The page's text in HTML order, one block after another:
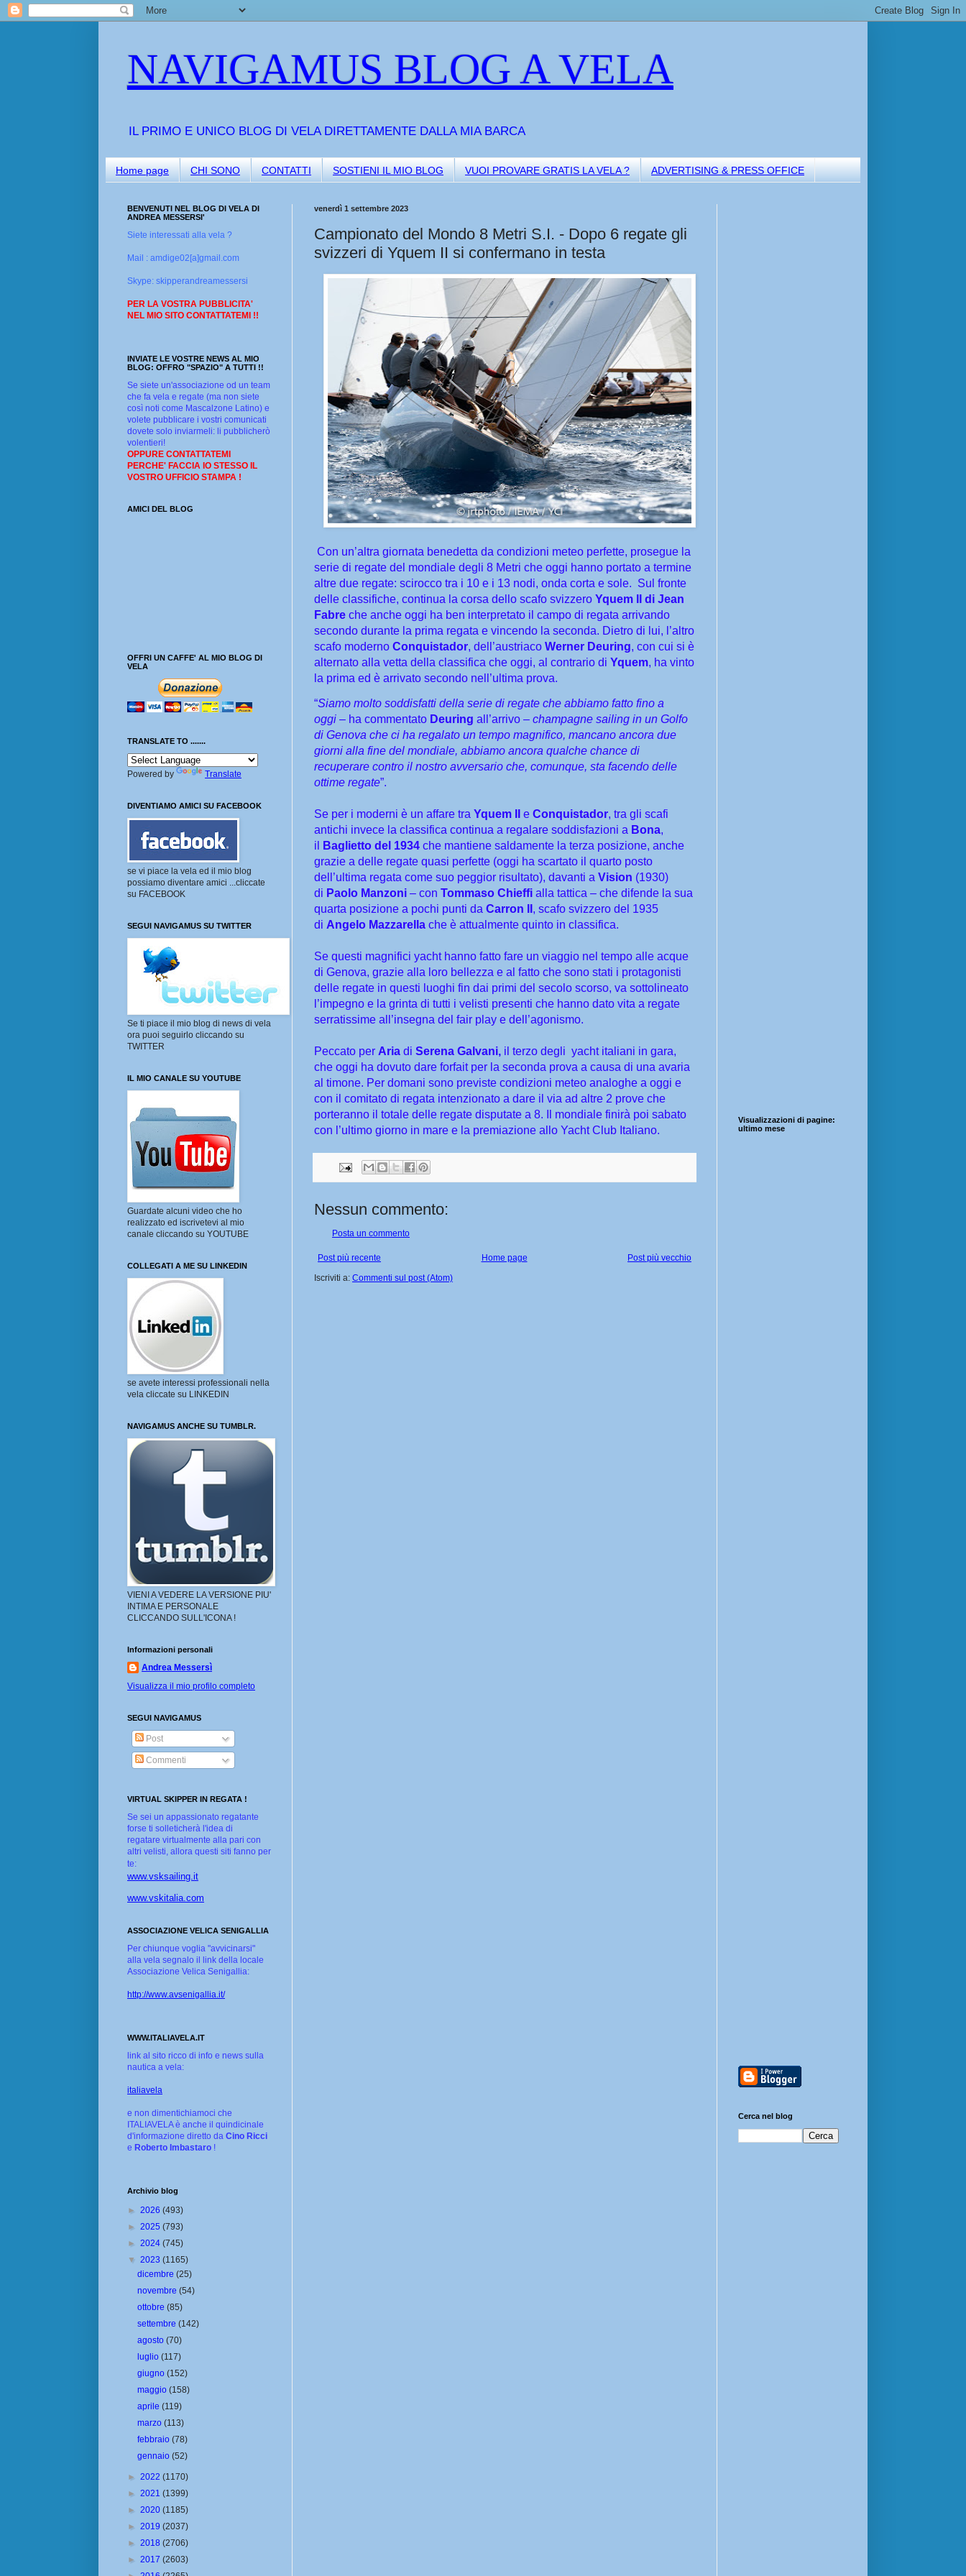
NAVIGAMUS BLOG A VELA
IL PRIMO E UNICO BLOG DI VELA DIRETTAMENTE DALLA MIA BARCA
Home page CHI SONO CONTATTI SOSTIENI IL MIO BLOG VUOI PROVARE GRATIS LA VELA ? ADVERTISING & PRESS OFFICE
venerdì 1 settembre 2023
Campionato del Mondo 8 Metri S.I. - Dopo 6 regate gli
svizzeri di Yquem II si confermano in testa
Con un’altra giornata benedetta da condizioni meteo perfette, prosegue la
serie di regate del mondiale degli 8 Metri che oggi hanno portato a termine
altre due regate: scirocco tra i 10 e i 13 nodi, onda corta e sole. Sul fronte
delle classifiche, continua la corsa dello scafo svizzero Yquem II di Jean
Fabre che anche oggi ha ben interpretato il campo di regata arrivando
secondo durante la prima regata e vincendo la seconda. Dietro di lui, l’altro
scafo moderno Conquistador, dell’austriaco Werner Deuring, con cui si è
alternato alla vetta della classifica che oggi, al contrario di Yquem, ha vinto
la prima ed è arrivato secondo nell’ultima prova.
“Siamo molto soddisfatti della serie di regate che abbiamo fatto fino a
oggi – ha commentato Deuring all’arrivo – champagne sailing in un Golfo
di Genova che ci ha regalato un tempo magnifico, mancano ancora due
giorni alla fine del mondiale, abbiamo ancora qualche chance di
recuperare contro il nostro avversario che, comunque, sta facendo delle
ottime regate”.
Se per i moderni è un affare tra Yquem II e Conquistador, tra gli scafi
antichi invece la classifica continua a regalare soddisfazioni a Bona,
il
Baglietto del 1934 che mantiene saldamente la terza posizione, anche
grazie a delle regate quasi perfette (oggi ha scartato il quarto posto
dell’ultima regata come suo peggior risultato), davanti a Vision (1930)
di Paolo Manzoni – con Tommaso Chieffi alla tattica – che difende la sua
quarta posizione a pochi punti da Carron II , scafo svizzero del 1935
di Angelo Mazzarella che è attualmente quinto in classifica.
Se questi magnifici yacht hanno fatto fare un viaggio nel tempo alle acque
di Genova, grazie alla loro bellezza e al fatto che sono stati i protagonisti
delle regate in questi luoghi fin dai primi del secolo scorso, va sottolineato
l’impegno e la grinta di tutti i velisti presenti che hanno dato vita a regate
serratissime all’insegna del fair play e dell’agonismo.
Peccato per Aria di Serena Galvani, il terzo degli yacht italiani in gara,
che oggi ha dovuto dare forfait per la seconda prova a causa di una avaria
al timone. Per domani sono previste condizioni meteo analoghe a oggi e
con il comitato di regata intenzionato a dare il via ad altre 2 prove che
porteranno il totale delle regate disputate a 8. Il mondiale finirà poi sabato
con l’ultimo giorno in mare e la premiazione allo Yacht Club Italiano.
Nessun commento:
Posta un commento
Post più recente Post più vecchio
Home page
Iscriviti a: Commenti sul post (Atom)
BENVENUTI NEL BLOG DI VELA DI
ANDREA MESSERSI'
Siete interessati alla vela ?
Mail : amdige02[a]gmail.com
Skype: skipperandreamessersi
PER LA VOSTRA PUBBLICITA'
NEL MIO SITO CONTATTATEMI !!
INVIATE LE VOSTRE NEWS AL MIO
BLOG: OFFRO "SPAZIO" A TUTTI !!
Se siete un'associazione od un team
che fa vela e regate (ma non siete
così noti come Mascalzone Latino) e
volete pubblicare i vostri comunicati
dovete solo inviarmeli: li pubblicherò
volentieri!
OPPURE CONTATTATEMI
PERCHE' FACCIA IO STESSO IL
VOSTRO UFFICIO STAMPA !
AMICI DEL BLOG
OFFRI UN CAFFE' AL MIO BLOG DI
VELA
TRANSLATE TO .......
Powered by Translate
DIVENTIAMO AMICI SU FACEBOOK
se vi piace la vela ed il mio blog
possiamo diventare amici ...cliccate
su FACEBOOK
SEGUI NAVIGAMUS SU TWITTER
Se ti piace il mio blog di news di vela
ora puoi seguirlo cliccando su
TWITTER
IL MIO CANALE SU YOUTUBE
Guardate alcuni video che ho
realizzato ed iscrivetevi al mio
canale cliccando su YOUTUBE
COLLEGATI A ME SU LINKEDIN
se avete interessi professionali nella
vela cliccate su LINKEDIN
NAVIGAMUS ANCHE SU TUMBLR.
VIENI A VEDERE LA VERSIONE PIU'
INTIMA E PERSONALE
CLICCANDO SULL'ICONA !
Informazioni personali
Andrea Messersì
Visualizza il mio profilo completo
SEGUI NAVIGAMUS
Post
Commenti
VIRTUAL SKIPPER IN REGATA !
Se sei un appassionato regatante
forse ti solleticherà l'idea di
regatare virtualmente alla pari con
altri velisti, allora questi siti fanno per
te:
www.vsksailing.it
www.vskitalia.com
ASSOCIAZIONE VELICA SENIGALLIA
Per chiunque voglia "avvicinarsi"
alla vela segnalo il link della locale
Associazione Velica Senigallia:
http://www.avsenigallia.it/
WWW.ITALIAVELA.IT
link al sito ricco di info e news sulla
nautica a vela:
italiavela
e non dimentichiamoci che
ITALIAVELA è anche il quindicinale
d'informazione diretto da Cino Ricci
e Roberto Imbastaro !
Archivio blog
► 2026 (493)
► 2025 (793)
► 2024 (745)
▼ 2023 (1165)
dicembre(25)
novembre(54)
ottobre(85)
settembre(142)
agosto(70)
luglio(117)
giugno(152)
maggio(158)
aprile(119)
marzo(113)
febbraio(78)
gennaio(52)
► 2022 (1170)
► 2021 (1399)
► 2020 (1185)
► 2019 (2037)
► 2018 (2706)
► 2017 (2603)
Visualizzazioni di pagine:
ultimo mese
Cerca nel blog